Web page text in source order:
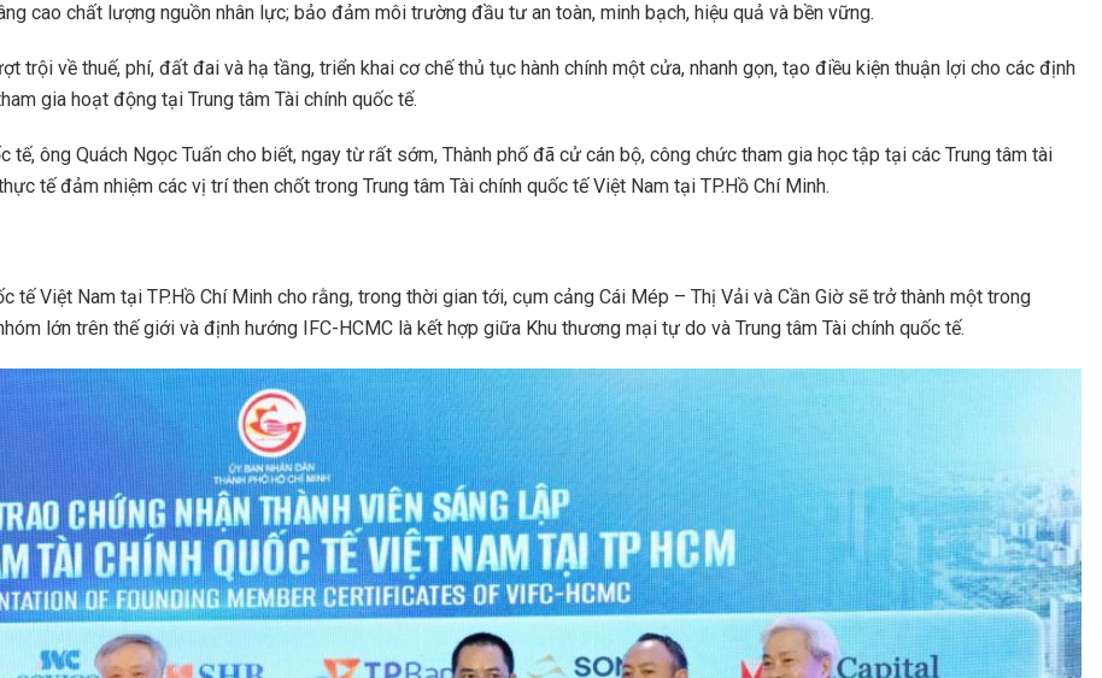
cao chất lượng nguồn nhân lực; bảo đảm môi trường đầu tư an toàn, minh bạch, hiệu quả và bền vững.
trội về thuế, phí, đất đai và hạ tầng, triển khai cơ chế thủ tục hành chính một cửa, nhanh gọn, tạo điều kiện thuận lợi cho các định
gia hoạt động tại Trung tâm Tài chính quốc tế.
tế, ông Quách Ngọc Tuấn cho biết, ngay từ rất sớm, Thành phố đã cử cán bộ, công chức tham gia học tập tại các Trung tâm tài
tế đảm nhiệm các vị trí then chốt trong Trung tâm Tài chính quốc tế Việt Nam tại TP.Hồ Chí Minh.
tế Việt Nam tại TP.Hồ Chí Minh cho rằng, trong thời gian tới, cụm cảng Cái Mép – Thị Vải và Cần Giờ sẽ trở thành một trong
lớn trên thế giới và định hướng IFC-HCMC là kết hợp giữa Khu thương mại tự do và Trung tâm Tài chính quốc tế.